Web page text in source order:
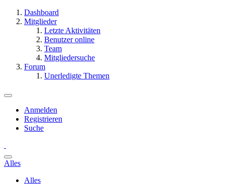
Dashboard
Mitglieder
Letzte Aktivitäten
Benutzer online
Team
Mitgliedersuche
Forum
Unerledigte Themen
Anmelden
Registrieren
Suche
Alles
Alles